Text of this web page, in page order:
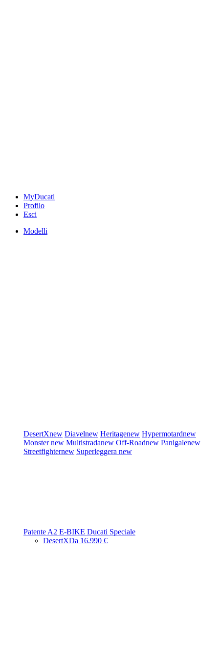
MyDucati
Profilo
Esci
Modelli
DesertXnew Diavelnew Heritagenew Hypermotardnew
Monsternew Multistradanew Off-Roadnew Panigalenew
Streetfighternew Superleggera new
Patente A2 E-BIKE Ducati Speciale
DesertXDa 16.990 €